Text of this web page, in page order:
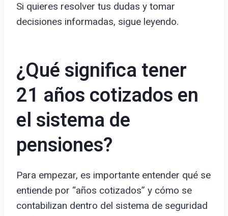
Si quieres resolver tus dudas y tomar
decisiones informadas, sigue leyendo.
¿Qué significa tener
21 años cotizados en
el sistema de
pensiones?
Para empezar, es importante entender qué se
entiende por “años cotizados” y cómo se
contabilizan dentro del sistema de seguridad